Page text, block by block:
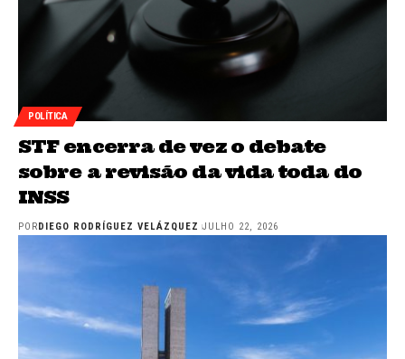
POLÍTICA
STF encerra de vez o debate
sobre a revisão da vida toda do
INSS
PORDIEGO RODRÍGUEZ VELÁZQUEZ JULHO 22, 2026